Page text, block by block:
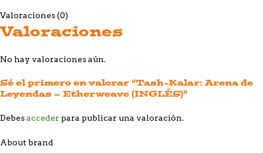
Valoraciones (0)
Valoraciones
No hay valoraciones aún.
Sé el primero en valorar “Tash-Kalar: Arena de
Leyendas – Etherweave (INGLÉS)”
Debesacceder para publicar una valoración.
About brand